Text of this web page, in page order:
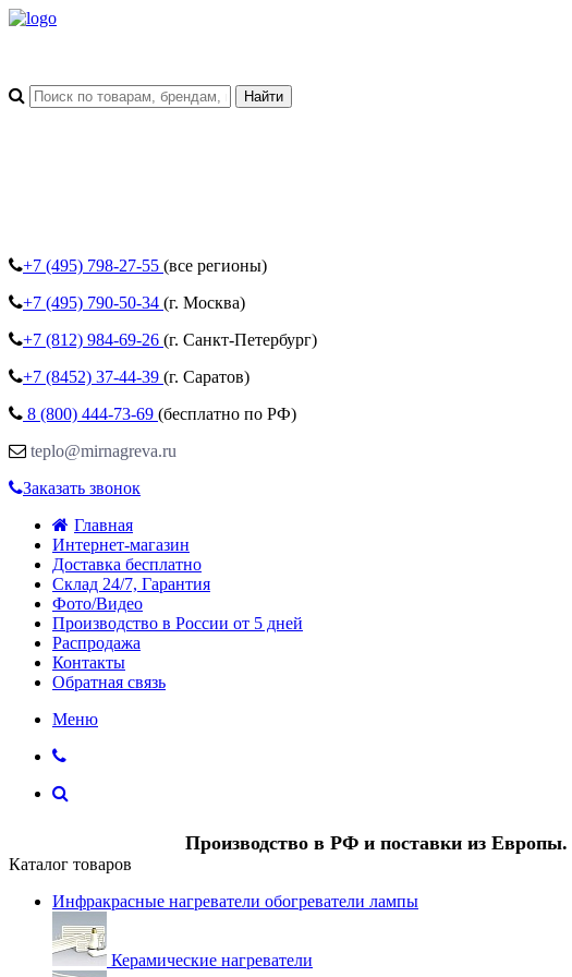
+7 (495) 798-27-55 (все регионы)
+7 (495) 790-50-34 (г. Москва)
+7 (812) 984-69-26 (г. Санкт-Петербург)
+7 (8452) 37-44-39 (г. Саратов)
8 (800) 444-73-69 (бесплатно по РФ)
teplo@mirnagreva.ru
Заказать звонок
Главная
Интернет-магазин
Доставка бесплатно
Склад 24/7, Гарантия
Фото/Видео
Производство в России от 5 дней
Распродажа
Контакты
Обратная связь
Меню
Производство в РФ и поставки из Европы.
Каталог товаров
Инфракрасные нагреватели обогреватели лампы
Керамические нагреватели